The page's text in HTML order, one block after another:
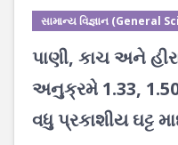
સામાન્ય વિજ્ઞાન (General
પાણી, કાચ અને
અનુક્રમે 1.33,
વધુ પ્રકાશીય ઘટ્ટ